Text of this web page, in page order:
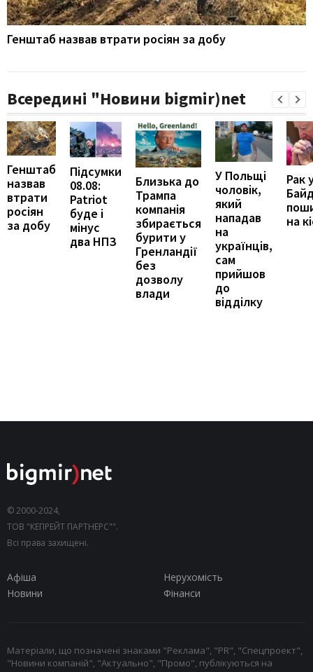
Генштаб назвав втрати росіян за добу
Всередині "Новини bigmir)net
Генштаб
назвав
втрати
росіян
за добу
Підсумки
08.08:
Patriot
буде і
мінус
два НПЗ
Близька до
Трампа
компанія
збирається
бурити у
Гренландії
без
дозволу
влади
У Польщі
чоловік,
який
нападав
на
українців,
сам
прийшов
до
відділку
Рак
на
© 2000-2024,
ТОВ "КЕПРЕЙТ ПАРТНЕРС"".
Всі права захищені.
Афіша
Нерухомість
Новини
Фінанси
Матеріали, що позначені знаками "Реклама", "PR", "Спецпроект",
"Новини компаній", "Актуально", "Промо", публікуються на